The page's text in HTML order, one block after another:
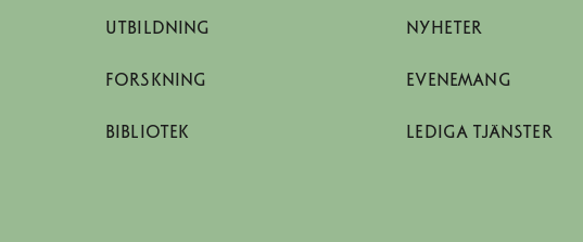
UTBILDNING
FORSKNING
BIBLIOTEK
NYHETER
EVENEMANG
LEDIGA TJÄNSTER